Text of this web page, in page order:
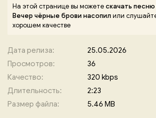
На этой странице вы можетескачать
Вечер чёрные брови насопилили
хорошем качестве
Дата релиза:
25.05.2026
Просмотров:
36
Качество:
320 kbps
Длительность:
2:23
Размер файла:
5.46 MB